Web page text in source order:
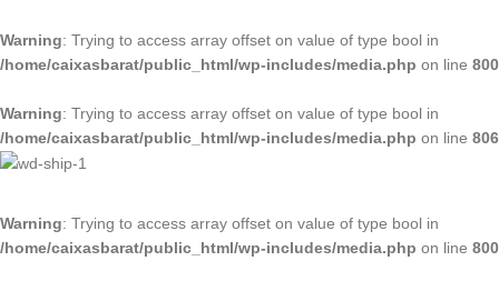
Warning: Trying to access array offset on value of type bool in
/home/caixasbarat/public_html/wp-includes/media.php on line 800
Warning: Trying to access array offset on value of type bool in
/home/caixasbarat/public_html/wp-includes/media.php on line 806
Warning: Trying to access array offset on value of type bool in
/home/caixasbarat/public_html/wp-includes/media.php on line 800